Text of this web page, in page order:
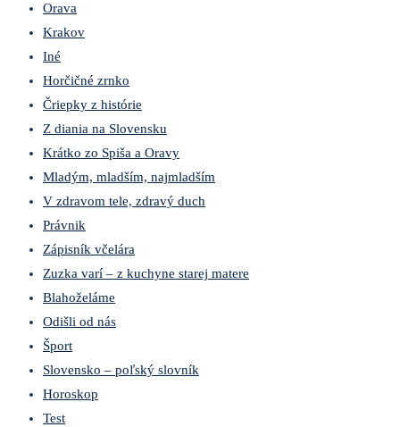
Orava
Krakov
Iné
Horčičné zrnko
Čriepky z histórie
Z diania na Slovensku
Krátko zo Spiša a Oravy
Mladým, mladším, najmladším
V zdravom tele, zdravý duch
Právnik
Zápisník včelára
Zuzka varí – z kuchyne starej matere
Blahoželáme
Odišli od nás
Šport
Slovensko – poľský slovník
Horoskop
Test